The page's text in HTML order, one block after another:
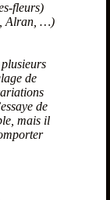
fleurs)
, Alran, …)
de
de
mais il